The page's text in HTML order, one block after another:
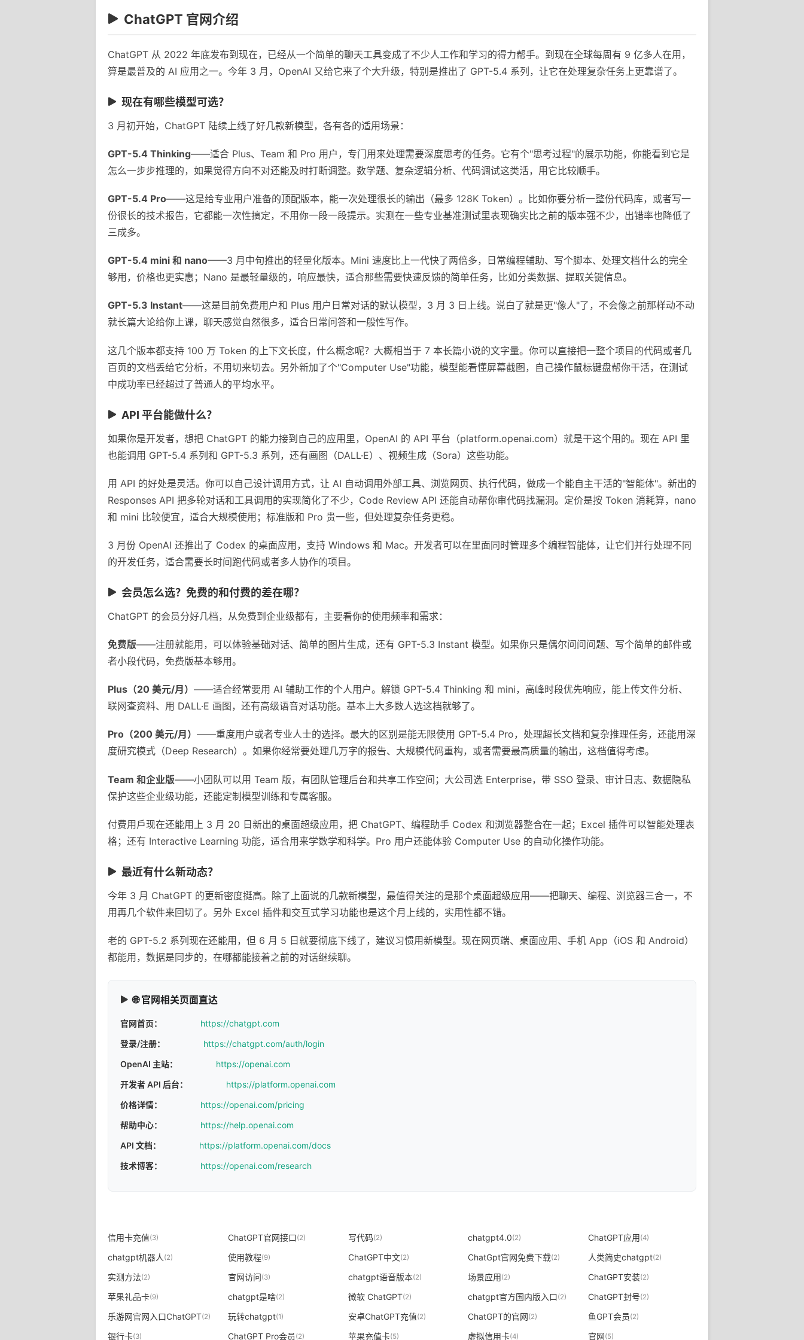
ChatGPT 官网介绍
ChatGPT 从 2022 年底发布到现在，已经从一个简单的聊天工具变成了不少人工作和学习的得力帮手。到现在全球每周有 9 亿多人在用，
算是最普及的 AI 应用之一。今年 3 月，OpenAI 又给它来了个大升级，特别是推出了 GPT-5.4 系列，让它在处理复杂任务上更靠谱了。
现在有哪些模型可选？
3 月初开始，ChatGPT 陆续上线了好几款新模型，各有各的适用场景：
GPT-5.4 Thinking——适合 Plus、Team 和 Pro 用户，专门用来处理需要深度思考的任务。它有个"思考过程"的展示功能，你能看到它是
怎么一步步推理的，如果觉得方向不对还能及时打断调整。数学题、复杂逻辑分析、代码调试这类活，用它比较顺手。
GPT-5.4 Pro——这是给专业用户准备的顶配版本，能一次处理很长的输出（最多 128K Token）。比如你要分析一整份代码库，或者写一
份很长的技术报告，它都能一次性搞定，不用你一段一段提示。实测在一些专业基准测试里表现确实比之前的版本强不少，出错率也降低了
三成多。
GPT-5.4 mini 和 nano——3 月中旬推出的轻量化版本。Mini 速度比上一代快了两倍多，日常编程辅助、写个脚本、处理文档什么的完全
够用，价格也更实惠；Nano 是最轻量级的，响应最快，适合那些需要快速反馈的简单任务，比如分类数据、提取关键信息。
GPT-5.3 Instant——这是目前免费用户和 Plus 用户日常对话的默认模型，3 月 3 日上线。说白了就是更"像人"了，不会像之前那样动不动
就长篇大论给你上课，聊天感觉自然很多，适合日常问答和一般性写作。
这几个版本都支持 100 万 Token 的上下文长度，什么概念呢？大概相当于 7 本长篇小说的文字量。你可以直接把一整个项目的代码或者几
百页的文档丢给它分析，不用切来切去。另外新加了个"Computer Use"功能，模型能看懂屏幕截图，自己操作鼠标键盘帮你干活，在测试
中成功率已经超过了普通人的平均水平。
API 平台能做什么？
如果你是开发者，想把 ChatGPT 的能力接到自己的应用里，OpenAI 的 API 平台（platform.openai.com）就是干这个用的。现在 API 里
也能调用 GPT-5.4 系列和 GPT-5.3 系列，还有画图（DALL·E）、视频生成（Sora）这些功能。
用 API 的好处是灵活。你可以自己设计调用方式，让 AI 自动调用外部工具、浏览网页、执行代码，做成一个能自主干活的"智能体"。新出的
Responses API 把多轮对话和工具调用的实现简化了不少，Code Review API 还能自动帮你审代码找漏洞。定价是按 Token 消耗算，nano
和 mini 比较便宜，适合大规模使用；标准版和 Pro 贵一些，但处理复杂任务更稳。
3 月份 OpenAI 还推出了 Codex 的桌面应用，支持 Windows 和 Mac。开发者可以在里面同时管理多个编程智能体，让它们并行处理不同
的开发任务，适合需要长时间跑代码或者多人协作的项目。
会员怎么选？免费的和付费的差在哪？
ChatGPT 的会员分好几档，从免费到企业级都有，主要看你的使用频率和需求：
免费版——注册就能用，可以体验基础对话、简单的图片生成，还有 GPT-5.3 Instant 模型。如果你只是偶尔问问问题、写个简单的邮件或
者小段代码，免费版基本够用。
Plus（20 美元/月） ——适合经常要用 AI 辅助工作的个人用户。解锁 GPT-5.4 Thinking 和 mini，高峰时段优先响应，能上传文件分析、
联网查资料、用 DALL·E 画图，还有高级语音对话功能。基本上大多数人选这档就够了。
Pro（200 美元/月） ——重度用户或者专业人士的选择。最大的区别是能无限使用 GPT-5.4 Pro，处理超长文档和复杂推理任务，还能用深
度研究模式（Deep Research）。如果你经常要处理几万字的报告、大规模代码重构，或者需要最高质量的输出，这档值得考虑。
Team 和企业版——小团队可以用 Team 版，有团队管理后台和共享工作空间；大公司选 Enterprise，带 SSO 登录、审计日志、数据隐私
保护这些企业级功能，还能定制模型训练和专属客服。
付费用戶现在还能用上 3 月 20 日新出的桌面超级应用，把 ChatGPT、编程助手 Codex 和浏览器整合在一起；Excel 插件可以智能处理表
格；还有 Interactive Learning 功能，适合用来学数学和科学。Pro 用户还能体验 Computer Use 的自动化操作功能。
最近有什么新动态？
今年 3 月 ChatGPT 的更新密度挺高。除了上面说的几款新模型，最值得关注的是那个桌面超级应用——把聊天、编程、浏览器三合一，不
用再几个软件来回切了。另外 Excel 插件和交互式学习功能也是这个月上线的，实用性都不错。
老的 GPT-5.2 系列现在还能用，但 6 月 5 日就要彻底下线了，建议习惯用新模型。现在网页端、桌面应用、手机 App（iOS 和 Android）
都能用，数据是同步的，在哪都能接着之前的对话继续聊。
🌐 官网相关页面直达
官网首页：
https://chatgpt.com
登录/注册：
https://chatgpt.com/auth/login
OpenAI 主站：
https://openai.com
开发者 API 后台：
https://platform.openai.com
价格详情：
https://openai.com/pricing
帮助中心：
https://help.openai.com
API 文档：
https://platform.openai.com/docs
技术博客：
https://openai.com/research
信用卡充值(3) ChatGPT官网接口(2) 写代码(2) chatgpt4.0(2) ChatGPT应用(4)
chatgpt机器人 (2) 使用教程(9) ChatGPT中文(2) ChatGpt官网免费下载(2) 人类简史chatgpt(2)
实测方法(2) 官网访问(3) chatgpt语音版本(2) 场景应用(2) ChatGPT安装(2)
苹果礼品卡(9) chatgpt是啥(2) 微软 ChatGPT(2) chatgpt官方国内版入口(2) ChatGPT封号(2)
乐游网官网入口ChatGPT(2) 玩转chatgpt(1) 安卓ChatGPT充值(2) ChatGPT的官网(2) 鱼GPT会员 (2)
银行卡(3) ChatGPT Pro会员 (2) 苹果充值卡(5) 虚拟信用卡(4) 官网(5)